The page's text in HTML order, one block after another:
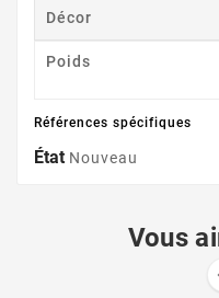
Décor
Poids
Références spécifiques
État Nouveau
Vous